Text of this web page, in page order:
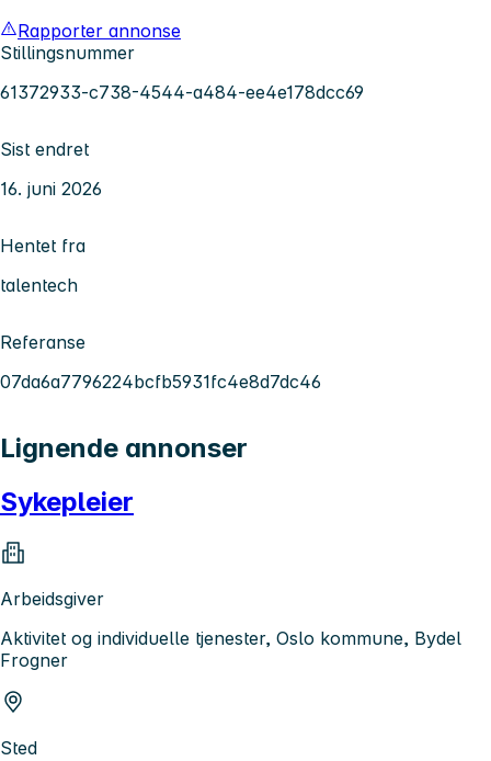
Rapporter annonse
Stillingsnummer
61372933-c738-4544-a484-ee4e178dcc69
Sist endret
16. juni 2026
Hentet fra
talentech
Referanse
07da6a7796224bcfb5931fc4e8d7dc46
Lignende annonser
Sykepleier
Arbeidsgiver
Aktivitet og individuelle tjenester, Oslo kommune, Bydel
Frogner
Sted